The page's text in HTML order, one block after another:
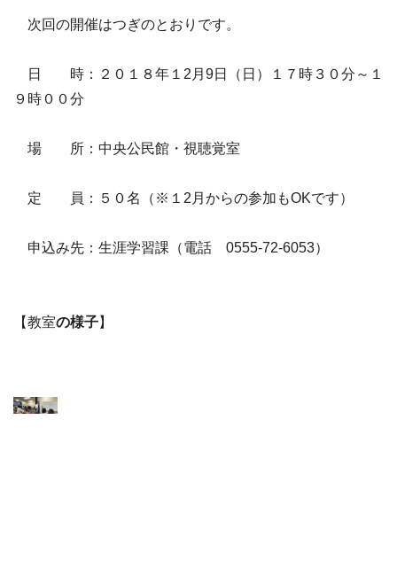
次回の開催はつぎのとおりです。
日 時：２０１８年１2月9日（日）１７時３０分～１
９時００分
場 所：中央公民館・視聴覚室
定 員：５０名（※１2月からの参加もOKです）
申込み先：生涯学習課（電話 0555-72-6053）
【教室の様子】